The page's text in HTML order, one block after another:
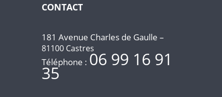
CONTACT
181 Avenue Charles de Gaulle –
81100 Castres
Téléphone : 06 99 16 91
35